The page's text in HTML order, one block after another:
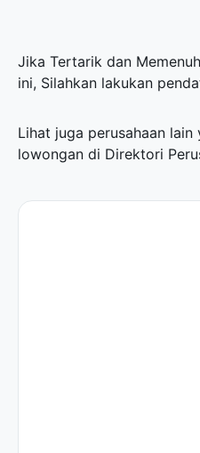
Jika Tertarik dan
ini, Silahkan lakukan
Lihat juga perusahaan
lowongan di Direktori